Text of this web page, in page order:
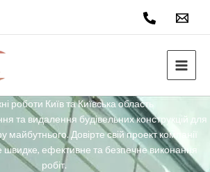
роботи Київ та Київська область
та видалення будівельних конструкцій для
майбутнього. Довірте свій проект компанії
ефективне та безпечне виконання
робіт.